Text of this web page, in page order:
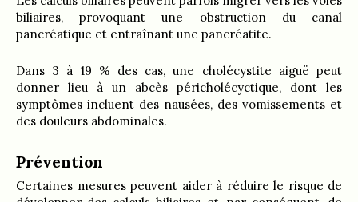
biliaires, provoquant une obstruction du canal
pancréatique et entraînant une pancréatite.
Dans 3 à 19 % des cas, une cholécystite aiguë peut
donner lieu à un abcès péricholécyctique, dont les
symptômes incluent des nausées, des vomissements et
des douleurs abdominales.
Prévention
Certaines mesures peuvent aider à réduire le risque de